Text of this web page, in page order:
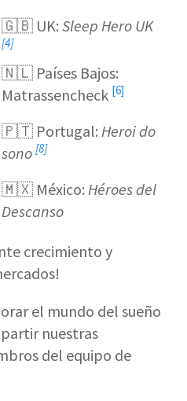
🇬🇧 UK: Sleep Hero UK
[4]
🇳🇱 Países Bajos:
Matrassencheck [6]
🇵🇹 Portugal: Heroi do
sono [8]
🇲🇽 México: Héroes del
Descanso
crecimiento y
el mundo del sueño
nuestras
del equipo de